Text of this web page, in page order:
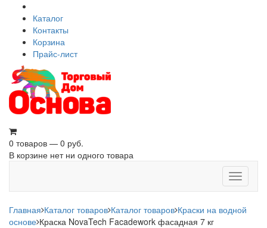
Каталог
Контакты
Корзина
Прайс-лист
0 товаров — 0 руб.
В корзине нет ни одного товара
Toggle
Главная Каталог товаров Каталог товаров Краски на водной
основе Краска NovaTech Facadework фасадная 7 кг